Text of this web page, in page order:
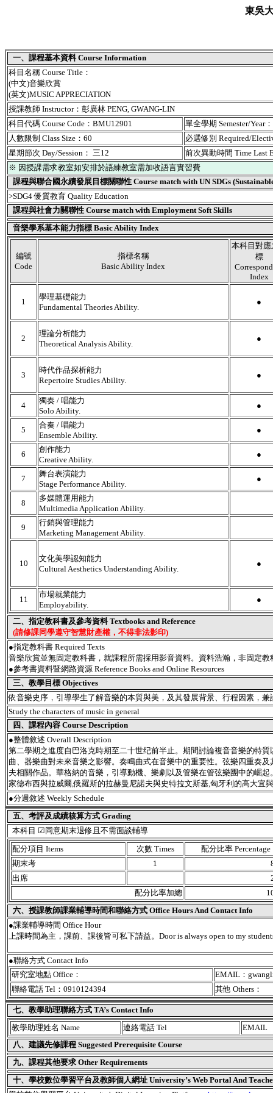
東吳
一、課程基本資料 Course Information
科目名稱 Course Title：
(中文)音樂欣賞
(英文)MUSIC APPRECIATION
授課教師 Instructor：彭廣林 PENG, GWANG-LIN
科目代碼 Course Code：BMU12901
單全學期 Semester/Year
人數限制 Class Size：60
必選修別 Required/
星期節次 Day/Session： 三12
前次異動時間 Time Last
※ 因授課需求教室如安排於語練教室需加收語言實習費
課程與聯合國永續發展目標關聯性 Course match with UN SDGs
>SDG4 優質教育 Quality Education
課程與社會力關聯性 Course match with Employment Soft Skills
音樂學系基本能力指標 Basic Ability Index
編號
Code
指標名稱
Basic Ability Index
本科目對應
標
Index
1
學理基礎能力
Fundamental Theories Ability.
●
2
理論分析能力
Theoretical Analysis Ability.
●
3
時代作品探析能力
Repertoire Studies Ability.
●
4
獨奏 / 唱能力
Solo Ability.
●
5
合奏 / 唱能力
Ensemble Ability.
●
6
創作能力
Creative Ability.
●
7
舞台表演能力
Stage Performance Ability.
●
8
多媒體運用能力
Multimedia Application Ability.
9
行銷與管理能力
Marketing Management Ability.
10
文化美學認知能力
Cultural Aesthetics Understanding Ability.
●
11
市場就業能力
Employability.
●
二、指定教科書及參考資料 Textbooks and Reference
(請修課同學遵守智慧財產權，不得非法影印)
●指定教科書 Required Texts
音樂欣賞並無固定教科書，就課程所需採用影音資料。資料浩瀚，非固定教
●參考書資料暨網路資源 Reference Books and Online Resources
三、教學目標 Objectives
依音樂史序，引導學生了解音樂的本質與美，及其發展背景、行程因素，
Study the characters of music in general
四、課程內容 Course Description
●整體敘述 Overall Description
第二學期之進度自巴洛克時期至二十世纪前半止。期間討論複音音樂的特
曲、器樂曲對未來音樂之影響。奏鳴曲式在音樂中的重要性。弦樂四重奏
夫相關作品。華格納的音樂，引導動機、樂劇以及管樂在管弦樂團中的崛
家德布西與拉威爾,俄羅斯的拉赫曼尼諾夫與史特拉文斯基,匈牙利的高大宜
●分週敘述 Weekly Schedule
五、考評及成績核算方式 Grading
本科目 ☑同意期末退修且不需面談輔導
配分項目 Items
次數 Times
配分比率 Percentage
期末考
1
出席
配分比率加總
六、授課教師課業輔導時間和聯絡方式 Office Hours And Contact Info
●課業輔導時間 Office Hour
上課時間為主，課前、課後皆可私下請益。Door is always open to my
●聯絡方式 Contact Info
研究室地點 Office：
EMAIL：
聯絡電話 Tel：0910124394
其他 Others：
七、教學助理聯絡方式 TA’s Contact Info
教學助理姓名 Name
連絡電話 Tel
EMAIL
八、建議先修課程 Suggested Prerequisite Course
九、課程其他要求 Other Requirements
十、學校數位學習平台及教師個人網址 University’s Web Portal And